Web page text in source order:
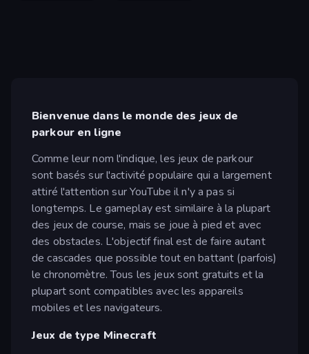
Bienvenue dans le monde des jeux de
parkour en ligne
Comme leur nom l'indique, les jeux de parkour
sont basés sur l'activité populaire qui a largement
attiré l'attention sur YouTube il n'y a pas si
longtemps. Le gameplay est similaire à la plupart
des jeux de course, mais se joue à pied et avec
des obstacles. L'objectif final est de faire autant
de cascades que possible tout en battant (parfois)
le chronomètre. Tous les jeux sont gratuits et la
plupart sont compatibles avec les appareils
mobiles et les navigateurs.
Jeux de type Minecraft